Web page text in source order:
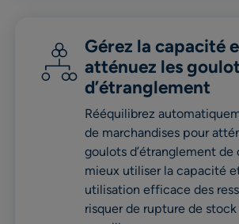
Gérez la capacité
atténuez les
d’étranglement
Rééquilibrez
de marchandises pour
goulots d’étranglement de
mieux utiliser la capacité
utilisation efficace des
risquer de rupture de